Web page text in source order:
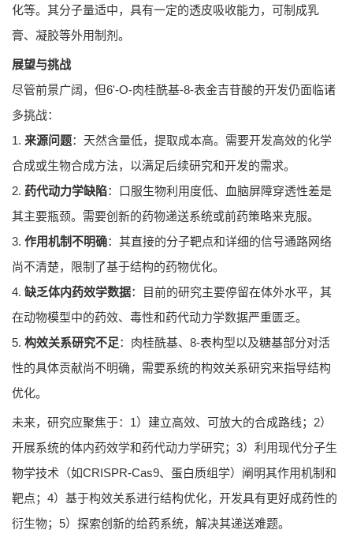
化等。其分子量适中，具有一定的透皮吸收能力，可制成乳
膏、凝胶等外用制剂。
展望与挑战
尽管前景广阔，但6'-O-肉桂酰基-8-表金吉苷酸的开发仍面临诸
多挑战：
1. 来源问题：天然含量低，提取成本高。需要开发高效的化学
合成或生物合成方法，以满足后续研究和开发的需求。
2. 药代动力学缺陷：口服生物利用度低、血脑屏障穿透性差是
其主要瓶颈。需要创新的药物递送系统或前药策略来克服。
3. 作用机制不明确：其直接的分子靶点和详细的信号通路网络
尚不清楚，限制了基于结构的药物优化。
4. 缺乏体内药效学数据：目前的研究主要停留在体外水平，其
在动物模型中的药效、毒性和药代动力学数据严重匮乏。
5. 构效关系研究不足：肉桂酰基、8-表构型以及糖基部分对活
性的具体贡献尚不明确，需要系统的构效关系研究来指导结构
优化。
未来，研究应聚焦于：1）建立高效、可放大的合成路线；2）
开展系统的体内药效学和药代动力学研究；3）利用现代分子生
物学技术（如CRISPR-Cas9、蛋白质组学）阐明其作用机制和
靶点；4）基于构效关系进行结构优化，开发具有更好成药性的
衍生物；5）探索创新的给药系统，解决其递送难题。